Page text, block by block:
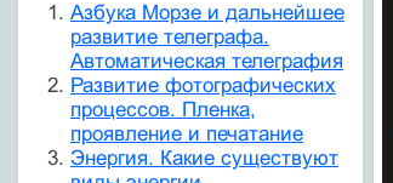
Азбука Морзе и дальнейшее
развитие телеграфа.
Автоматическая телеграфия
Развитие фотографических
процессов. Пленка,
проявление и печатание
Энергия. Какие существуют